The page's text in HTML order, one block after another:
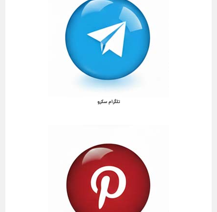
تلگرام سکرو